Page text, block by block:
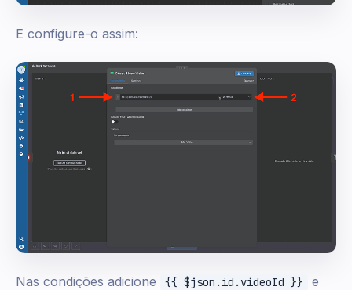
E configure-o assim:
Nas condições adicione {{ $json.id.videoId }}
e